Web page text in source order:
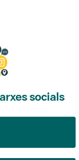
socials